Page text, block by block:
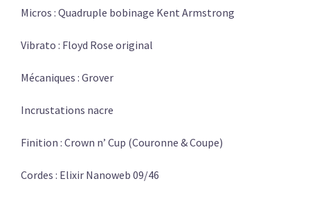
Micros : Quadruple bobinage Kent Armstrong
Vibrato : Floyd Rose original
Mécaniques : Grover
Incrustations nacre
Finition : Crown n’ Cup (Couronne & Coupe)
Cordes : Elixir Nanoweb 09/46